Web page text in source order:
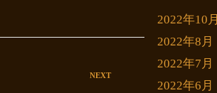
NEXT
2022年10月
2022年8月
2022年7月
2022年6月